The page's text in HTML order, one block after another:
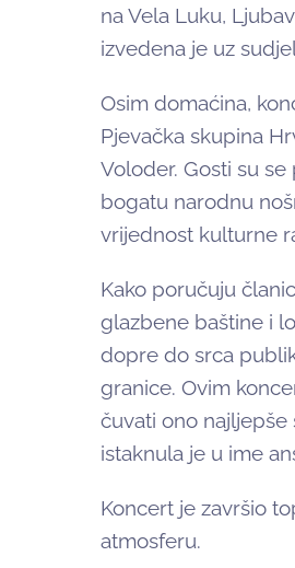
na Vela Luku,
izvedena je uz
Osim domaćina,
Pjevačka skupina
Voloder. Gosti su
bogatu narodnu
vrijednost kulturne
Kako poručuju
glazbene baštine i
dopre do srca
granice. Ovim
čuvati ono najljepše
istaknula je u ime
Koncert je završio
atmosferu.